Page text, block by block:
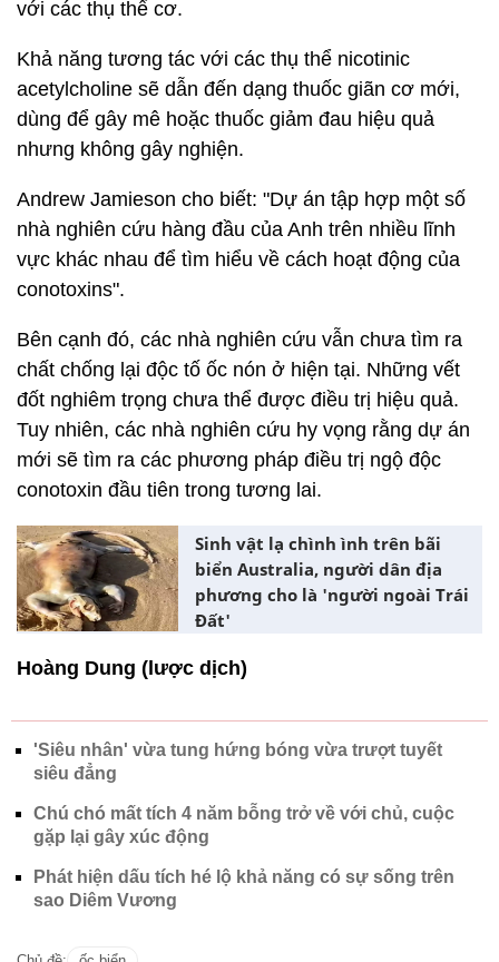
với các thụ thể cơ.
Khả năng tương tác với các thụ thể nicotinic
acetylcholine sẽ dẫn đến dạng thuốc giãn cơ mới,
dùng để gây mê hoặc thuốc giảm đau hiệu quả
nhưng không gây nghiện.
Andrew Jamieson cho biết: "Dự án tập hợp một số
nhà nghiên cứu hàng đầu của Anh trên nhiều lĩnh
vực khác nhau để tìm hiểu về cách hoạt động của
conotoxins".
Bên cạnh đó, các nhà nghiên cứu vẫn chưa tìm ra
chất chống lại độc tố ốc nón ở hiện tại. Những vết
đốt nghiêm trọng chưa thể được điều trị hiệu quả.
Tuy nhiên, các nhà nghiên cứu hy vọng rằng dự án
mới sẽ tìm ra các phương pháp điều trị ngộ độc
conotoxin đầu tiên trong tương lai.
Sinh vật lạ chình ình trên bãi
biển Australia, người dân địa
phương cho là 'người ngoài Trái
Đất'
Hoàng Dung (lược dịch)
'Siêu nhân' vừa tung hứng bóng vừa trượt tuyết
siêu đẳng
Chú chó mất tích 4 năm bỗng trở về với chủ, cuộc
gặp lại gây xúc động
Phát hiện dấu tích hé lộ khả năng có sự sống trên
sao Diêm Vương